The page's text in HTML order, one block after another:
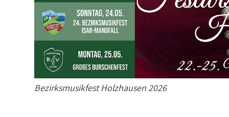
Bezirksmusikfest Holzhausen 2026